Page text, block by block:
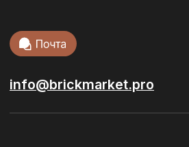
© 2026 / ООО “БРИКМАРКЕТ”. Все права защищены
Политика конфиденциальности